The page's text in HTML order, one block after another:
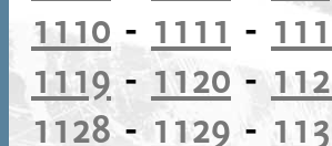
1110 - 1111 -
1119 - 1120 -
1128- 1129 -